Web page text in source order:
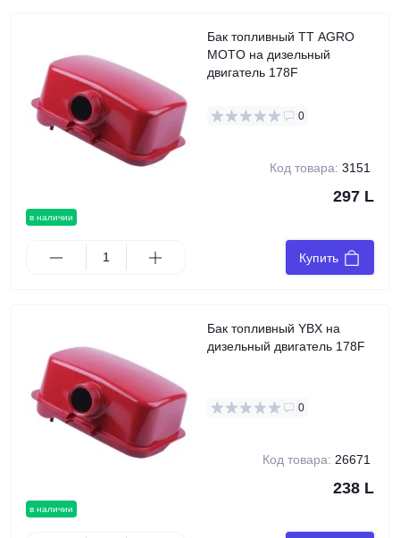
в наличии
Бак топливный TT AGRO
MOTO на дизельный
двигатель 178F
0
Код товара: 3151
297 L
Купить
в наличии
Бак топливный YBX на
дизельный двигатель 178F
0
Код товара: 26671
238 L